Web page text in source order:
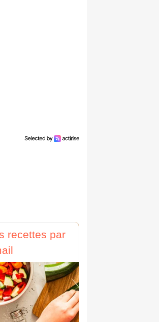
recettes par